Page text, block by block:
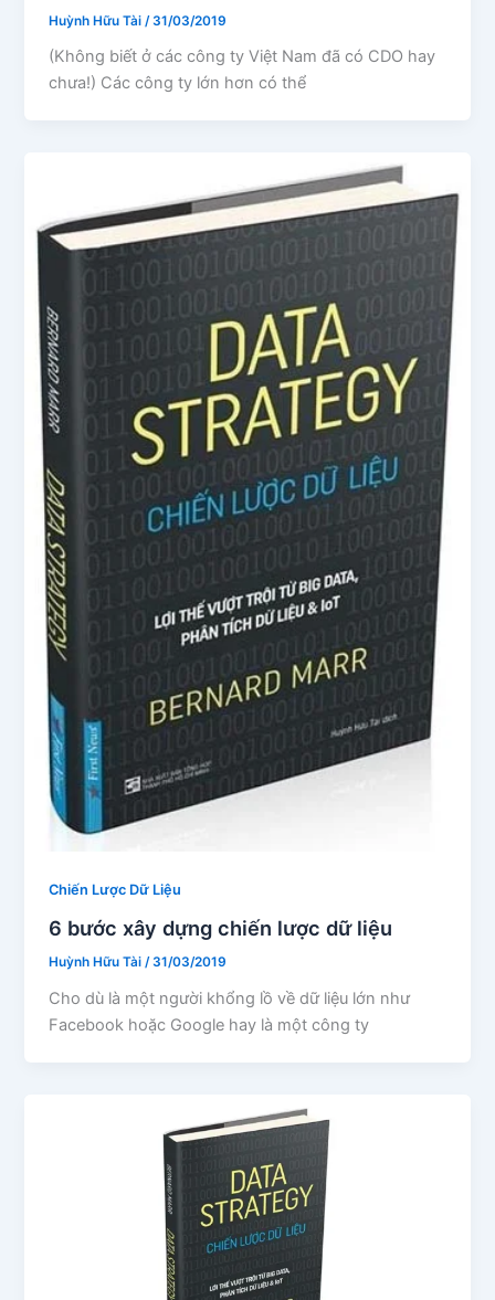
Huỳnh Hữu Tài /31/03/2019
(Không biết ở các công ty Việt Nam đã có CDO hay
chưa!) Các công ty lớn hơn có thể
Chiến Lược Dữ Liệu
6 bước xây dựng chiến lược dữ liệu
Huỳnh Hữu Tài/31/03/2019
Cho dù là một người khổng lồ về dữ liệu lớn như
Facebook hoặc Google hay là một công ty